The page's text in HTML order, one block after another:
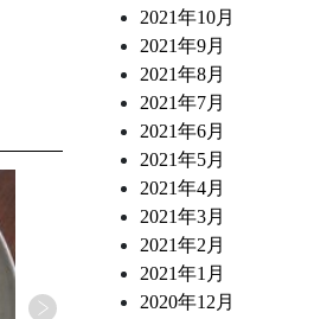
2021年10月
2021年9月
2021年8月
2021年7月
2021年6月
2021年5月
2021年4月
2021年3月
2021年2月
2021年1月
2020年12月